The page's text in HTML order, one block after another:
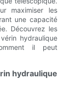
maximiser les
une capacité
Découvrez les
hydraulique
il peut
hydraulique